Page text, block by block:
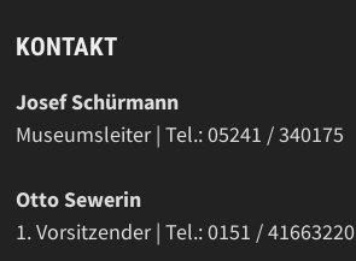
KONTAKT
Josef Schürmann
Museumsleiter | Tel.: 05241 / 340175
Otto Sewerin
1. Vorsitzender | Tel.: 0151 / 41663220